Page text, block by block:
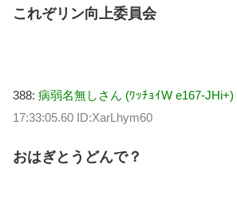
これぞリン向上委員会
388: 病弱名無しさん (ﾜｯﾁｮｲW e167-JHi+)
17:33:05.60 ID:XarLhym60
おはぎとうどんで？